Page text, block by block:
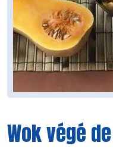
Wok végé